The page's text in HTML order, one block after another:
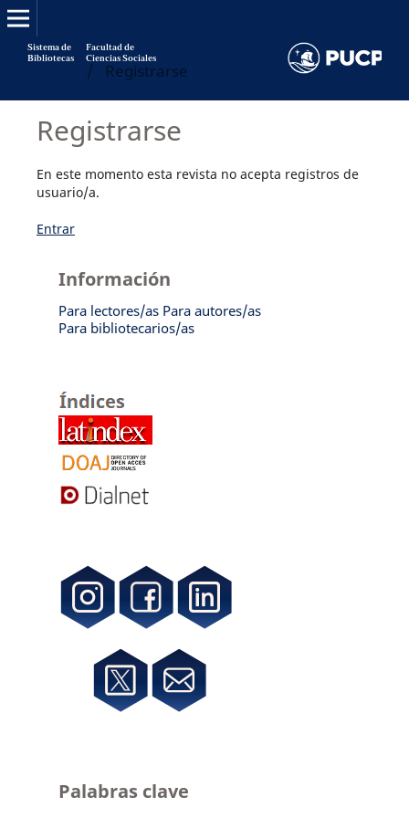
Sistema de
Bibliotecas
Facultad de
Ciencias Sociales
/ Registrarse
Registrarse
En este momento esta revista no acepta registros de
usuario/a.
Entrar
Información
Para lectores/as Para autores/as
Para bibliotecarios/as
Palabras clave